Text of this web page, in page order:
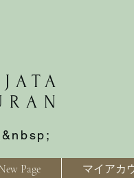
&nbsp;
Page マイアカ